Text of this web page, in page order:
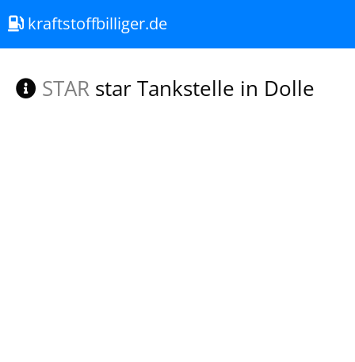
kraftstoffbilliger.de
STAR star Tankstelle in Dolle